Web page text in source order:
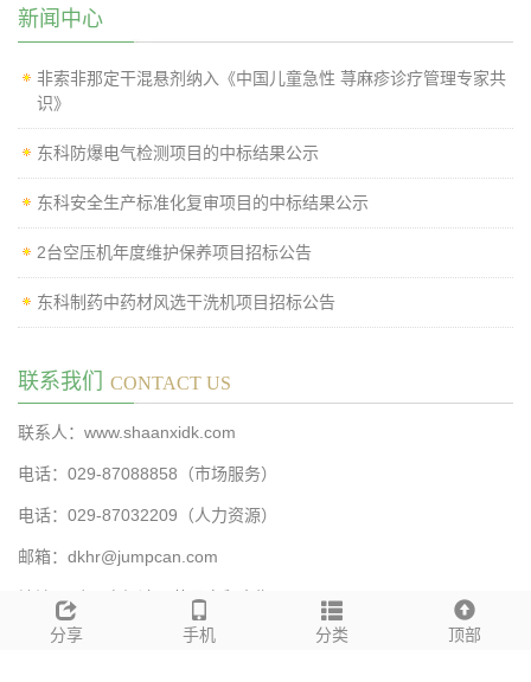
新闻中心
非索非那定干混悬剂纳入《中国儿童急性 荨麻疹诊疗管理专家共
识》
东科防爆电气检测项目的中标结果公示
东科安全生产标准化复审项目的中标结果公示
2台空压机年度维护保养项目招标公告
东科制药中药材风选干洗机项目招标公告
联系我们 CONTACT US
联系人：www.shaanxidk.com
电话：029-87088858（市场服务）
电话：029-87032209（人力资源）
邮箱：dkhr@jumpcan.com
地址： 陕西省杨凌示范区自贸大街3号
分享
手机 分类 顶部